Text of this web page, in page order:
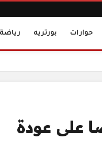
حوارات بورتريه رياضة
على عودة